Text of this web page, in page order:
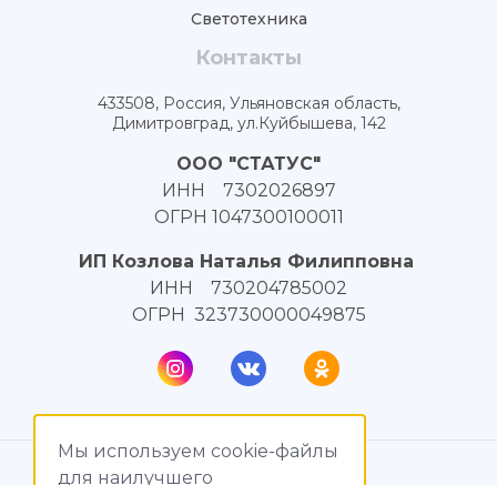
Мы используем cookie-файлы
для наилучшего
Светотехника
Контакты
433508, Россия, Ульяновская область,
Димитровград, ул.Куйбышева, 142
ООО "СТАТУС"
ИНН 7302026897
ОГРН 1047300100011
ИП Козлова Наталья Филипповна
ИНН 730204785002
ОГРН 323730000049875
© МагияТока, 2015 – 2026